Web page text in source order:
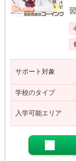
サポート対象
学校のタイプ
入学可能エリア